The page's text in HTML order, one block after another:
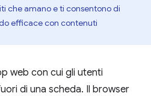
che amano e ti consentono di
efficace con contenuti
web con cui gli utenti
di una scheda. Il browser